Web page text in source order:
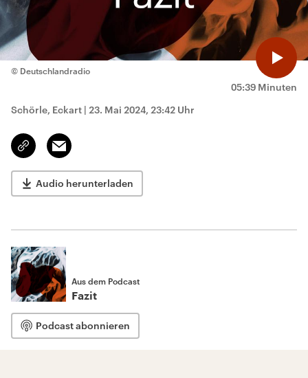
05:39 Minuten
© Deutschlandradio
Schörle, Eckart | 23. Mai 2024, 23:42 Uhr
Link
kopieren/teilen
Email
Audio herunterladen
Aus dem Podcast
Fazit
Podcast abonnieren